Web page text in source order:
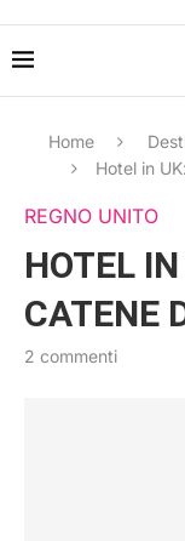
Home
Hotel in
REGNO UNITO
HOTEL
CATENE
2 commenti